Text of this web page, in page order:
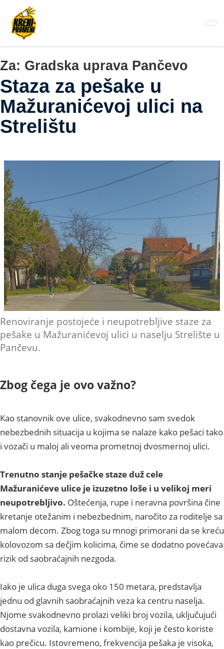
glavni
sadržaj
Za: Gradska uprava Pančevo
Staza za pešake u
Mažuranićevoj ulici na
Strelištu
Renoviranje postojeće i neupotrebljive staze za
pešake u Mažuranićevoj ulici u naselju Strelište u
Pančevu.
Zbog čega je ovo važno?
Kao stanovnik ove ulice, svakodnevno sam svedok
nebezbednih situacija u kojima se nalaze kako pešaci tako
i vozači u maloj ali veoma prometnoj dvosmernoj ulici.
Trenutno stanje pešačke staze duž cele
Mažuranićeve ulice je izuzetno loše i u velikoj meri
neupotrebljivo. Oštećenja, rupe i neravna površina čine
kretanje otežanim i nebezbednim, naročito za roditelje sa
malom decom. Zbog toga su mnogi primorani da se kreću
kolovozom sa dečjim kolicima, čime se dodatno povećava
rizik od saobraćajnih nezgoda.
Iako je ulica duga svega oko 150 metara, predstavlja
jednu od glavnih saobraćajnih veza ka centru naselja.
Njome svakodnevno prolazi veliki broj vozila, uključujući
dostavna vozila, kamione i kombije, koji je često koriste
kao prečicu. Istovremeno, frekvencija pešaka je visoka,